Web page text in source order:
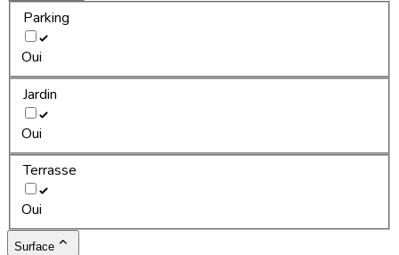
Parking
Oui
Jardin
Oui
Terrasse
Oui
Surface